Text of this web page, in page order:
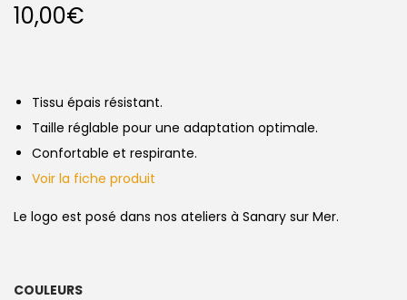
10,00€
Tissu épais résistant.
Taille réglable pour une adaptation optimale.
Confortable et respirante.
Voir la fiche produit
Le logo est posé dans nos ateliers à Sanary sur Mer.
COULEURS